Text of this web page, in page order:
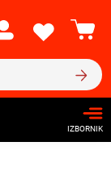
IZBORNIK